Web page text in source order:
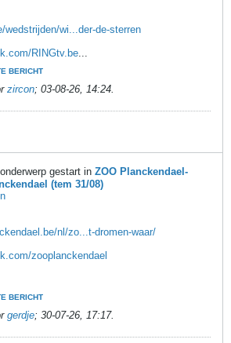
wedstrijden/wi...der-de-sterren
RINGtv.be...
BERICHT
zircon; 03-08-26, 14:24.
gestart in ZOO Planckendael-
(tem 31/08)
nl/zo...t-dromen-waar/
zooplanckendael
BERICHT
gerdje; 30-07-26, 17:17.